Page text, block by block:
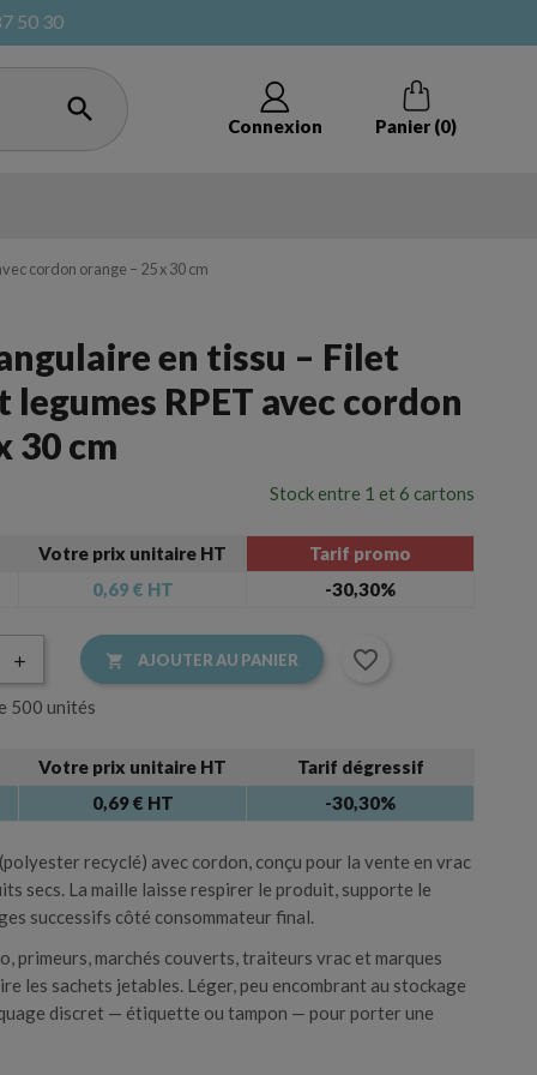
50 30
 Connexion Panier (0)
bag
kraft
Cagettes et caisses à vrac
Accessoires cadeau
cordon orange – 25 x 30 cm
en tissu – Filet
RPET avec cordon
30 cm
Stock entre 1 et 6 cartons
Votre prix unitaire HT
Tarif promo
0,69 € HT -30,30%
 AJOUTER AU PANIER favorite_border
500 unités
Votre prix unitaire HT
Tarif dégressif
0,69 € HT -30,30%
recyclé) avec cordon, conçu pour la vente en vrac
secs. La maille laisse respirer le produit, supporte le
successifs côté consommateur final.
primeurs, marchés couverts, traiteurs vrac et marques
les sachets jetables. Léger, peu encombrant au stockage
discret — étiquette ou tampon — pour porter une